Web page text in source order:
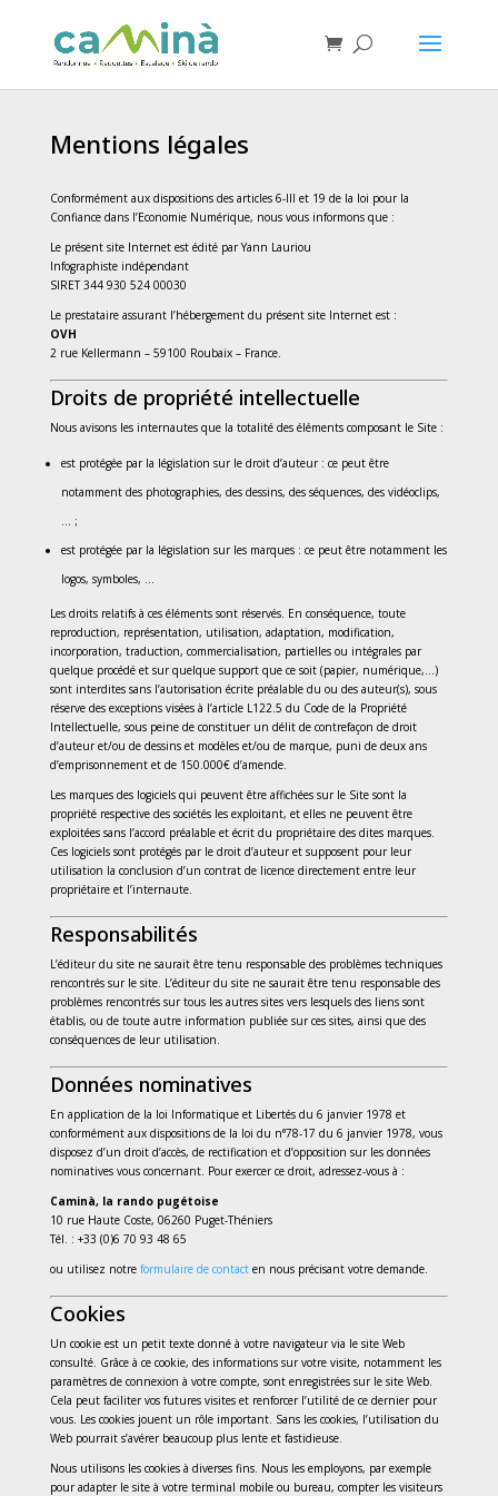
Mentions légales
Conformément aux dispositions des articles 6-III et 19 de la loi pour la
Confiance dans l’Economie Numérique, nous vous informons que :
Le présent site Internet est édité par Yann Lauriou
Infographiste indépendant
SIRET 344 930 524 00030
Le prestataire assurant l’hébergement du présent site Internet est :
OVH
2 rue Kellermann – 59100 Roubaix – France.
Droits de propriété intellectuelle
Nous avisons les internautes que la totalité des éléments composant le Site :
est protégée par la législation sur le droit d’auteur : ce peut être
notamment des photographies, des dessins, des séquences, des vidéoclips,
… ;
est protégée par la législation sur les marques : ce peut être notamment les
logos, symboles, …
Les droits relatifs à ces éléments sont réservés. En conséquence, toute
reproduction, représentation, utilisation, adaptation, modification,
incorporation, traduction, commercialisation, partielles ou intégrales par
quelque procédé et sur quelque support que ce soit (papier, numérique,…)
sont interdites sans l’autorisation écrite préalable du ou des auteur(s), sous
réserve des exceptions visées à l’article L122.5 du Code de la Propriété
Intellectuelle, sous peine de constituer un délit de contrefaçon de droit
d’auteur et/ou de dessins et modèles et/ou de marque, puni de deux ans
d’emprisonnement et de 150.000€ d’amende.
Les marques des logiciels qui peuvent être affichées sur le Site sont la
propriété respective des sociétés les exploitant, et elles ne peuvent être
exploitées sans l’accord préalable et écrit du propriétaire des dites marques.
Ces logiciels sont protégés par le droit d’auteur et supposent pour leur
utilisation la conclusion d’un contrat de licence directement entre leur
propriétaire et l’internaute.
Responsabilités
L’éditeur du site ne saurait être tenu responsable des problèmes techniques
rencontrés sur le site. L’éditeur du site ne saurait être tenu responsable des
problèmes rencontrés sur tous les autres sites vers lesquels des liens sont
établis, ou de toute autre information publiée sur ces sites, ainsi que des
conséquences de leur utilisation.
Données nominatives
En application de la loi Informatique et Libertés du 6 janvier 1978 et
conformément aux dispositions de la loi du n°78-17 du 6 janvier 1978, vous
disposez d’un droit d’accès, de rectification et d’opposition sur les données
nominatives vous concernant. Pour exercer ce droit, adressez-vous à :
Caminà, la rando pugétoise
10 rue Haute Coste, 06260 Puget-Théniers
Tél. : +33 (0)6 70 93 48 65
ou utilisez notre formulaire de contacten nous précisant votre demande.
Cookies
Un cookie est un petit texte donné à votre navigateur via le site Web
consulté. Grâce à ce cookie, des informations sur votre visite, notamment les
paramètres de connexion à votre compte, sont enregistrées sur le site Web.
Cela peut faciliter vos futures visites et renforcer l’utilité de ce dernier pour
vous. Les cookies jouent un rôle important. Sans les cookies, l’utilisation du
Web pourrait s’avérer beaucoup plus lente et fastidieuse.
Nous utilisons les cookies à diverses fins. Nous les employons, par exemple
pour adapter le site à votre terminal mobile ou bureau, compter les visiteurs